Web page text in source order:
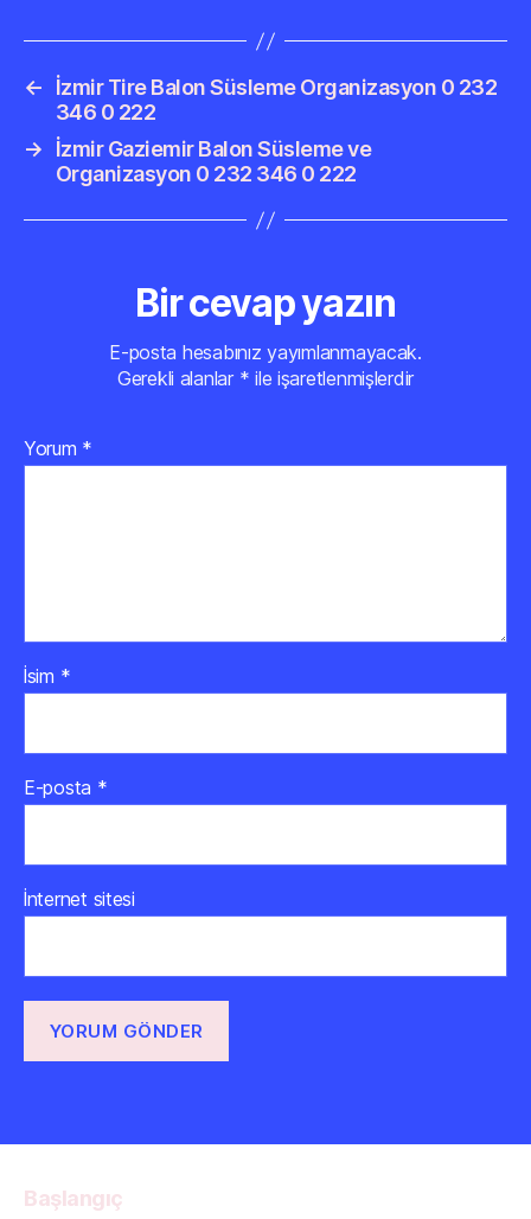
←
İzmir Tire Balon Süsleme Organizasyon 0 232
346 0 222
→
İzmir Gaziemir Balon Süsleme ve
Organizasyon 0 232 346 0 222
Bir cevap yazın
E-posta hesabınız yayımlanmayacak.
Gerekli alanlar * ile işaretlenmişlerdir
Yorum *
İsim *
E-posta *
İnternet sitesi
Başlangıç